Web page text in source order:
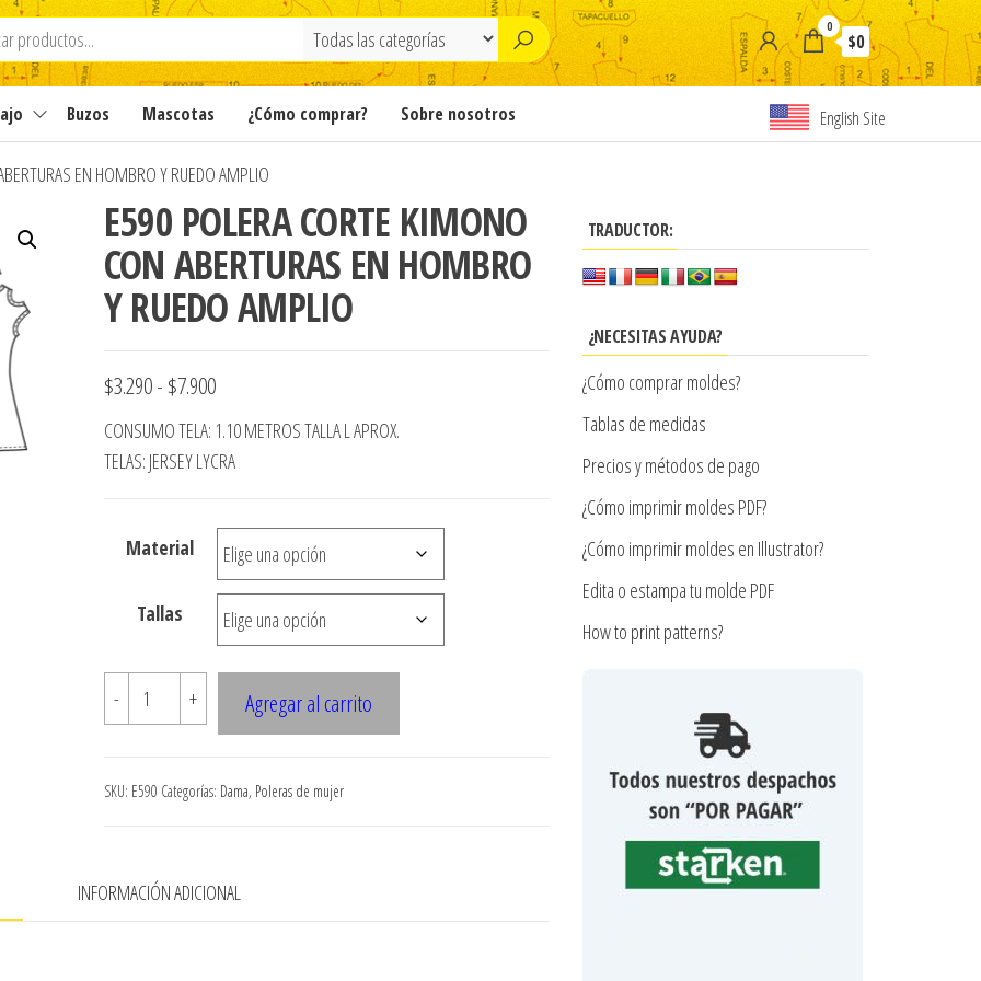
0
$0
Buzos Mascotas ¿Cómo comprar? Sobre nosotros English Site
EN HOMBRO Y RUEDO AMPLIO
E590 POLERA CORTE KIMONO
CON ABERTURAS EN HOMBRO
Y RUEDO AMPLIO
$3.290- $7.900Rango
de
precios:
$3.290
hasta
$7.900
CONSUMO TELA: 1.10 METROS TALLA L APROX.
TELAS: JERSEY LYCRA
Material
Tallas
-
E590
POLERA
KIMONO
HOMBRO
+ Agregar al carrito
SKU: E590 Categorías: Dama, Poleras de mujer
INFORMACIÓN ADICIONAL
TRADUCTOR:
¿NECESITAS AYUDA?
¿Cómo comprar moldes?
Tablas de medidas
Precios y métodos de pago
¿Cómo imprimir moldes PDF?
¿Cómo imprimir moldes en Illustrator?
Edita o estampa tu molde PDF
How to print patterns?